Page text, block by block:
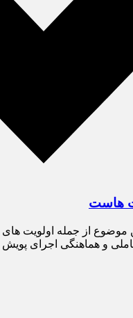
هاست
از جمله اولویت
و هماهنگی اجرای